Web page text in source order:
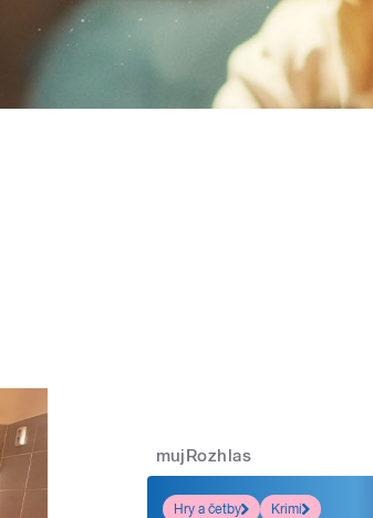
mujRozhlas
Hry a četby
Krimi